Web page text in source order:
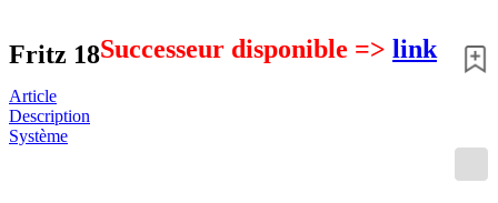
Fritz 18Successeur disponible => link
Article
Description
Système